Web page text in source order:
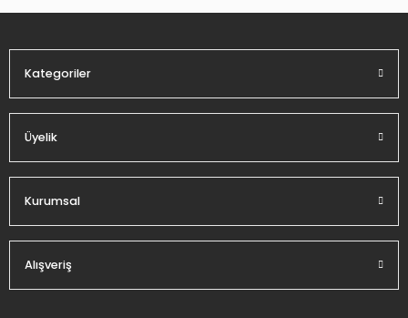
Kategoriler
Üyelik
Kurumsal
Alışveriş